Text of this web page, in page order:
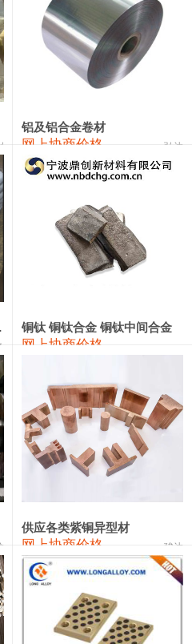
89,000 1,000
17,500
18,100
19,000
14,200
9,700
10,100 0
113,360
113,600 -600
109,250
24,500 0
24,400
铝及铝合金卷材
网上协商价格 弘达
0.3 铜钛 铜钛合金 铜钛中间合金
网上协商价格
供应各类紫铜异型材
网上协商价格 骏达